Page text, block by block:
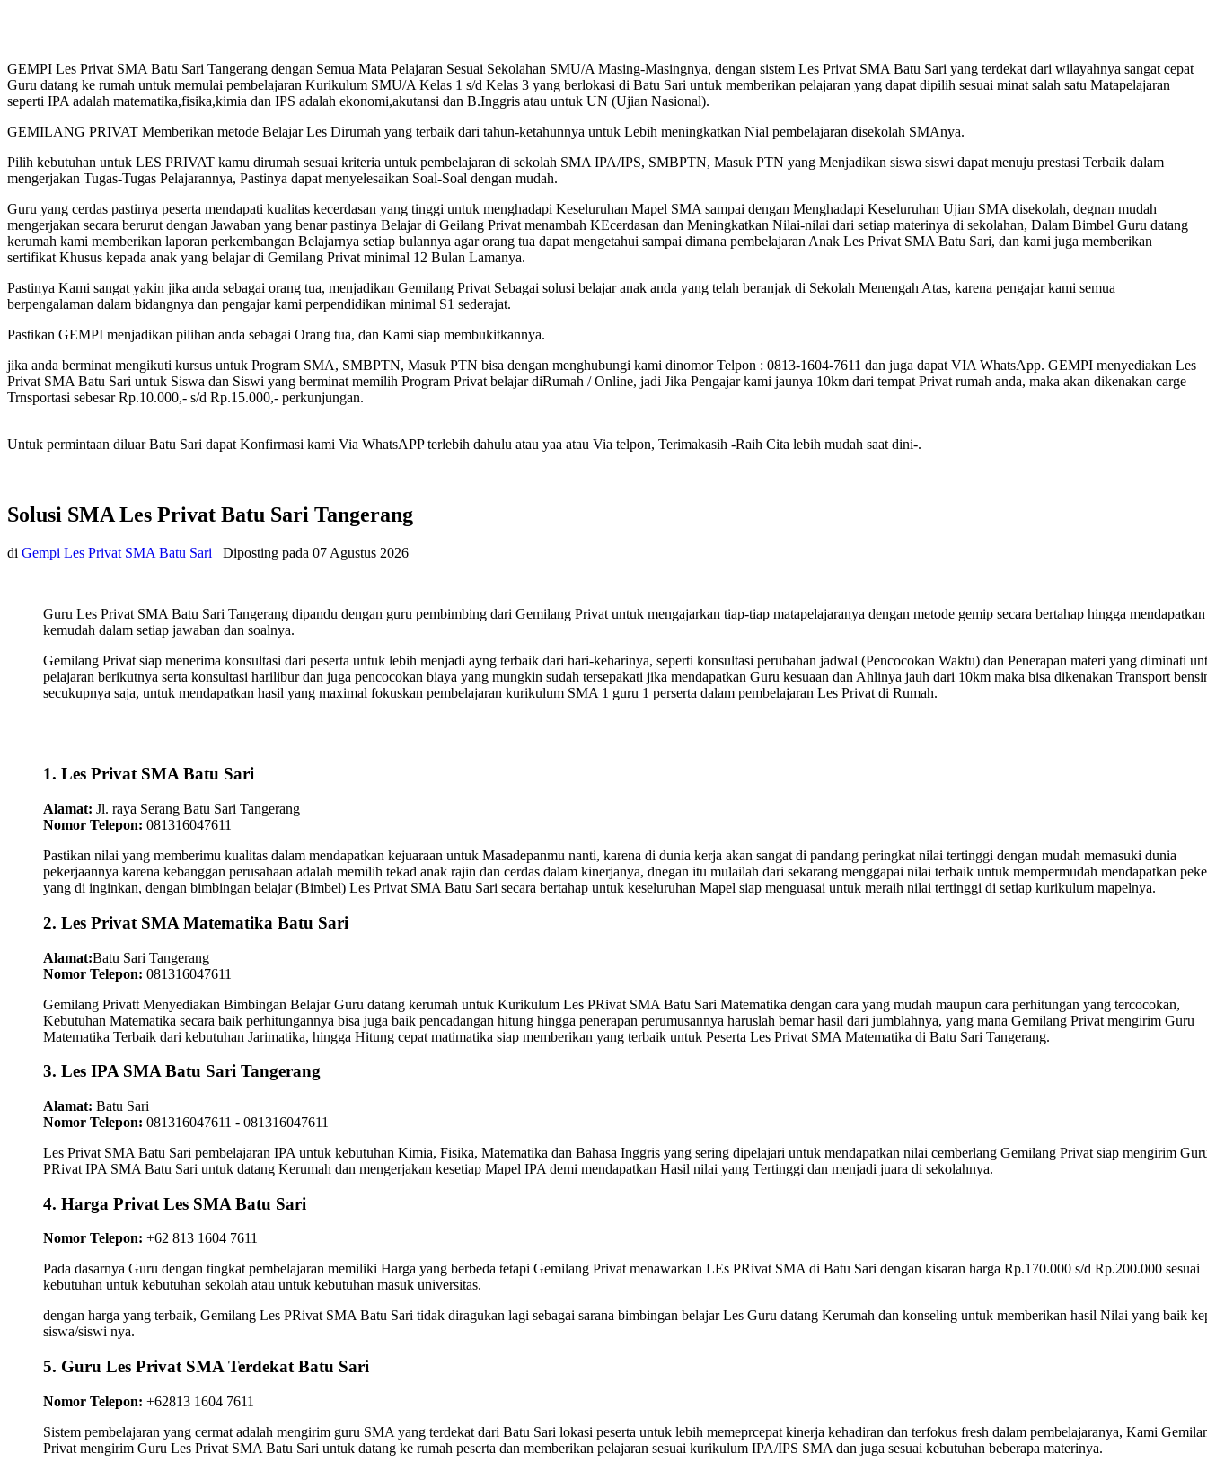
GEMPI Les Privat SMA Batu Sari Tangerang dengan Semua Mata Pelajaran Sesuai Sekolahan SMU/A Masing-Masingnya, dengan sistem Les Privat SMA Batu Sari yang terdekat dari wilayahnya sangat cepat
Guru datang ke rumah untuk memulai pembelajaran Kurikulum SMU/A Kelas 1 s/d Kelas 3 yang berlokasi di Batu Sari untuk memberikan pelajaran yang dapat dipilih sesuai minat salah satu Matapelajaran
seperti IPA adalah matematika,fisika,kimia dan IPS adalah ekonomi,akutansi dan B.Inggris atau untuk UN (Ujian Nasional).
GEMILANG PRIVAT Memberikan metode Belajar Les Dirumah yang terbaik dari tahun-ketahunnya untuk Lebih meningkatkan Nial pembelajaran disekolah SMAnya.
Pilih kebutuhan untuk LES PRIVAT kamu dirumah sesuai kriteria untuk pembelajaran di sekolah SMA IPA/IPS, SMBPTN, Masuk PTN yang Menjadikan siswa siswi dapat menuju prestasi Terbaik dalam
mengerjakan Tugas-Tugas Pelajarannya, Pastinya dapat menyelesaikan Soal-Soal dengan mudah.
Guru yang cerdas pastinya peserta mendapati kualitas kecerdasan yang tinggi untuk menghadapi Keseluruhan Mapel SMA sampai dengan Menghadapi Keseluruhan Ujian SMA disekolah, degnan mudah
mengerjakan secara berurut dengan Jawaban yang benar pastinya Belajar di Geilang Privat menambah KEcerdasan dan Meningkatkan Nilai-nilai dari setiap materinya di sekolahan, Dalam Bimbel Guru datang
kerumah kami memberikan laporan perkembangan Belajarnya setiap bulannya agar orang tua dapat mengetahui sampai dimana pembelajaran Anak Les Privat SMA Batu Sari, dan kami juga memberikan
sertifikat Khusus kepada anak yang belajar di Gemilang Privat minimal 12 Bulan Lamanya.
Pastinya Kami sangat yakin jika anda sebagai orang tua, menjadikan Gemilang Privat Sebagai solusi belajar anak anda yang telah beranjak di Sekolah Menengah Atas, karena pengajar kami semua
berpengalaman dalam bidangnya dan pengajar kami perpendidikan minimal S1 sederajat.
Pastikan GEMPI menjadikan pilihan anda sebagai Orang tua, dan Kami siap membukitkannya.
jika anda berminat mengikuti kursus untuk Program SMA, SMBPTN, Masuk PTN bisa dengan menghubungi kami dinomor Telpon : 0813-1604-7611 dan juga dapat VIA WhatsApp. GEMPI menyediakan Les
Privat SMA Batu Sari untuk Siswa dan Siswi yang berminat memilih Program Privat belajar diRumah / Online, jadi Jika Pengajar kami jaunya 10km dari tempat Privat rumah anda, maka akan dikenakan carge
Trnsportasi sebesar Rp.10.000,- s/d Rp.15.000,- perkunjungan.
Untuk permintaan diluar Batu Sari dapat Konfirmasi kami Via WhatsAPP terlebih dahulu atau yaa atau Via telpon, Terimakasih -Raih Cita lebih mudah saat dini-.
Solusi SMA Les Privat Batu Sari Tangerang
di Gempi Les Privat SMA Batu Sari Diposting pada 07 Agustus 2026
Guru Les Privat SMA Batu Sari Tangerang dipandu dengan guru pembimbing dari Gemilang Privat untuk mengajarkan tiap-tiap matapelajaranya dengan metode gemip secara bertahap hingga mendapatkan
kemudah dalam setiap jawaban dan soalnya.
Gemilang Privat siap menerima konsultasi dari peserta untuk lebih menjadi ayng terbaik dari hari-keharinya, seperti konsultasi perubahan jadwal (Pencocokan Waktu) dan Penerapan materi yang diminati
pelajaran berikutnya serta konsultasi harilibur dan juga pencocokan biaya yang mungkin sudah tersepakati jika mendapatkan Guru kesuaan dan Ahlinya jauh dari 10km maka bisa dikenakan Transport
secukupnya saja, untuk mendapatkan hasil yang maximal fokuskan pembelajaran kurikulum SMA 1 guru 1 perserta dalam pembelajaran Les Privat di Rumah.
1. Les Privat SMA Batu Sari
Alamat: Jl. raya Serang Batu Sari Tangerang
Nomor Telepon: 081316047611
Pastikan nilai yang memberimu kualitas dalam mendapatkan kejuaraan untuk Masadepanmu nanti, karena di dunia kerja akan sangat di pandang peringkat nilai tertinggi dengan mudah memasuki dunia
pekerjaannya karena kebanggan perusahaan adalah memilih tekad anak rajin dan cerdas dalam kinerjanya, dnegan itu mulailah dari sekarang menggapai nilai terbaik untuk mempermudah mendapatkan
yang di inginkan, dengan bimbingan belajar (Bimbel) Les Privat SMA Batu Sari secara bertahap untuk keseluruhan Mapel siap menguasai untuk meraih nilai tertinggi di setiap kurikulum mapelnya.
2. Les Privat SMA Matematika Batu Sari
Alamat:Batu Sari Tangerang
Nomor Telepon: 081316047611
Gemilang Privatt Menyediakan Bimbingan Belajar Guru datang kerumah untuk Kurikulum Les PRivat SMA Batu Sari Matematika dengan cara yang mudah maupun cara perhitungan yang tercocokan,
Kebutuhan Matematika secara baik perhitungannya bisa juga baik pencadangan hitung hingga penerapan perumusannya haruslah bemar hasil dari jumblahnya, yang mana Gemilang Privat mengirim Guru
Matematika Terbaik dari kebutuhan Jarimatika, hingga Hitung cepat matimatika siap memberikan yang terbaik untuk Peserta Les Privat SMA Matematika di Batu Sari Tangerang.
3. Les IPA SMA Batu Sari Tangerang
Alamat: Batu Sari
Nomor Telepon: 081316047611 - 081316047611
Les Privat SMA Batu Sari pembelajaran IPA untuk kebutuhan Kimia, Fisika, Matematika dan Bahasa Inggris yang sering dipelajari untuk mendapatkan nilai cemberlang Gemilang Privat siap mengirim
PRivat IPA SMA Batu Sari untuk datang Kerumah dan mengerjakan kesetiap Mapel IPA demi mendapatkan Hasil nilai yang Tertinggi dan menjadi juara di sekolahnya.
4. Harga Privat Les SMA Batu Sari
Nomor Telepon: +62 813 1604 7611
Pada dasarnya Guru dengan tingkat pembelajaran memiliki Harga yang berbeda tetapi Gemilang Privat menawarkan LEs PRivat SMA di Batu Sari dengan kisaran harga Rp.170.000 s/d Rp.200.000 sesuai
kebutuhan untuk kebutuhan sekolah atau untuk kebutuhan masuk universitas.
dengan harga yang terbaik, Gemilang Les PRivat SMA Batu Sari tidak diragukan lagi sebagai sarana bimbingan belajar Les Guru datang Kerumah dan konseling untuk memberikan hasil Nilai yang baik
siswa/siswi nya.
5. Guru Les Privat SMA Terdekat Batu Sari
Nomor Telepon: +62813 1604 7611
Sistem pembelajaran yang cermat adalah mengirim guru SMA yang terdekat dari Batu Sari lokasi peserta untuk lebih memeprcepat kinerja kehadiran dan terfokus fresh dalam pembelajaranya, Kami
Privat mengirim Guru Les Privat SMA Batu Sari untuk datang ke rumah peserta dan memberikan pelajaran sesuai kurikulum IPA/IPS SMA dan juga sesuai kebutuhan beberapa materinya.